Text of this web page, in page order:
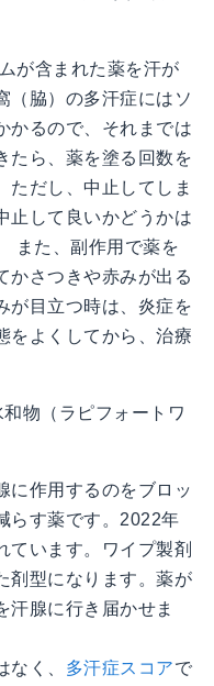
が含まれた薬を汗が
（脇）の多汗症にはソ
かるので、それまでは
たら、薬を塗る回数を
ただし、中止してしま
止して良いかどうかは
また、副作用で薬を
かさつきや赤みが出る
が目立つ時は、炎症を
をよくしてから、治療
物（ラピフォートワ
に作用するのをブロッ
らす薬です。2022年
ています。ワイプ製剤
剤型になります。薬が
汗腺に行き届かせま
く、 多汗症スコアで